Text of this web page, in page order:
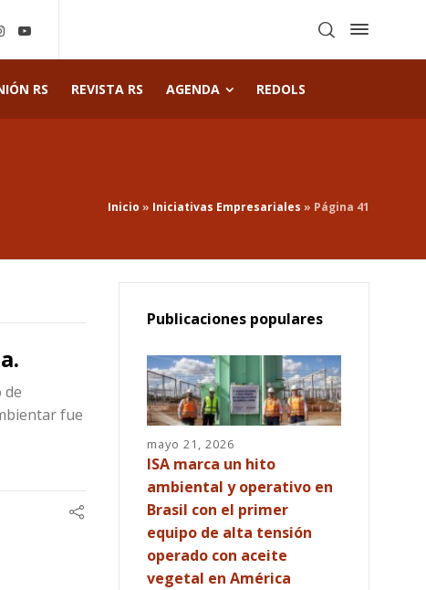
RS REVISTA RS AGENDA REDOLS
Inicio » Iniciativas Empresariales » Página 41
de
fue
Publicaciones populares
mayo 21, 2026
ISA marca un hito
ambiental y operativo en
Brasil con el primer
equipo de alta tensión
operado con aceite
vegetal en América